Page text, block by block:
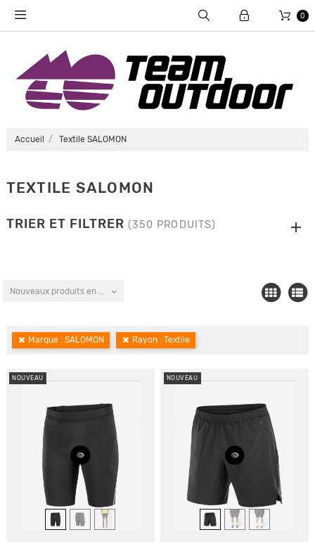
0
Accueil Textile SALOMON
TEXTILE SALOMON
TRIER ET FILTRER (350 PRODUITS)
Nouveaux produits en premier
Marque : SALOMON Rayon : Textile
NOUVEAU NOUVEAU